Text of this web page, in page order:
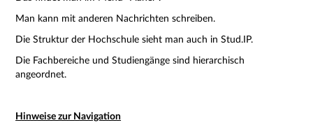
Man kann mit anderen Nachrichten schreiben.
Die Struktur der Hochschule sieht man auch in Stud.IP.
Die Fachbereiche und Studiengänge sind hierarchisch
angeordnet.
Hinweise zur Navigation